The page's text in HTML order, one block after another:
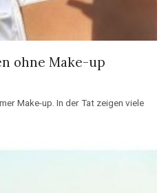
ohne Make-up
Make-up. In der Tat zeigen viele